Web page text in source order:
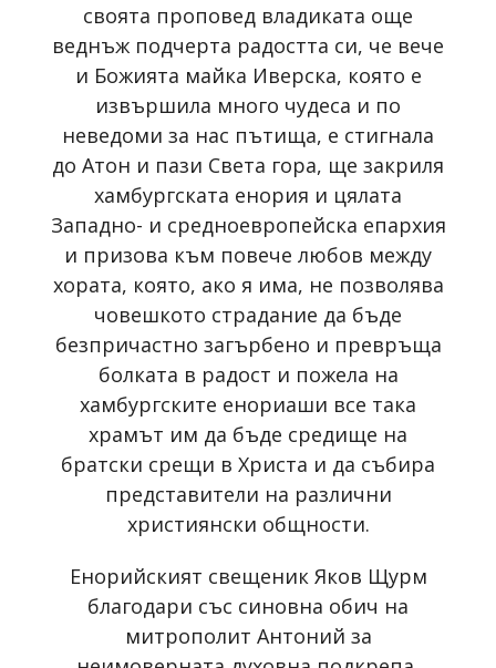
своята проповед владиката още
веднъж подчерта радостта си, че вече
и Божията майка Иверска, която е
извършила много чудеса и по
неведоми за нас пътища, е стигнала
до Атон и пази Света гора, ще закриля
хамбургската енория и цялата
Западно- и средноевропейска епархия
и призова към повече любов между
хората, която, ако я има, не позволява
човешкото страдание да бъде
безпричастно загърбено и превръща
болката в радост и пожела на
хамбургските енориаши все така
храмът им да бъде средище на
братски срещи в Христа и да събира
представители на различни
християнски общности.
Енорийският свещеник Яков Щурм
благодари със синовна обич на
митрополит Антоний за